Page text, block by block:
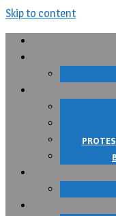
Skip to content